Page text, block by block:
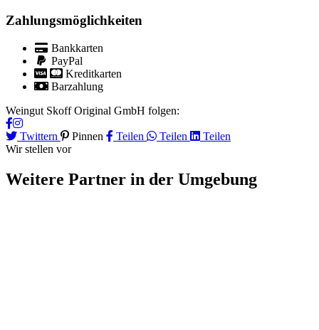
Zahlungsmöglichkeiten
Bankkarten
PayPal
Kreditkarten
Barzahlung
Weingut Skoff Original GmbH folgen:
Twittern Pinnen Teilen Teilen
Teilen
Wir stellen vor
Weitere Partner in der Umgebung